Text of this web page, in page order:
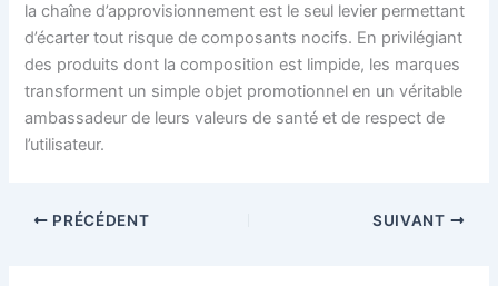
la chaîne d’approvisionnement est le seul levier permettant
d’écarter tout risque de composants nocifs. En privilégiant
des produits dont la composition est limpide, les marques
transforment un simple objet promotionnel en un véritable
ambassadeur de leurs valeurs de santé et de respect de
l’utilisateur.
PRÉCÉDENT SUIVANT